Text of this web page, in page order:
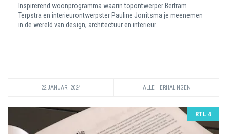
Inspirerend woonprogramma waarin topontwerper Bertram
Terpstra en interieurontwerpster Pauline Jorritsma je meenemen
in de wereld van design, architectuur en interieur.
22 JANUARI 2024 ALLE HERHALINGEN
RTL 4